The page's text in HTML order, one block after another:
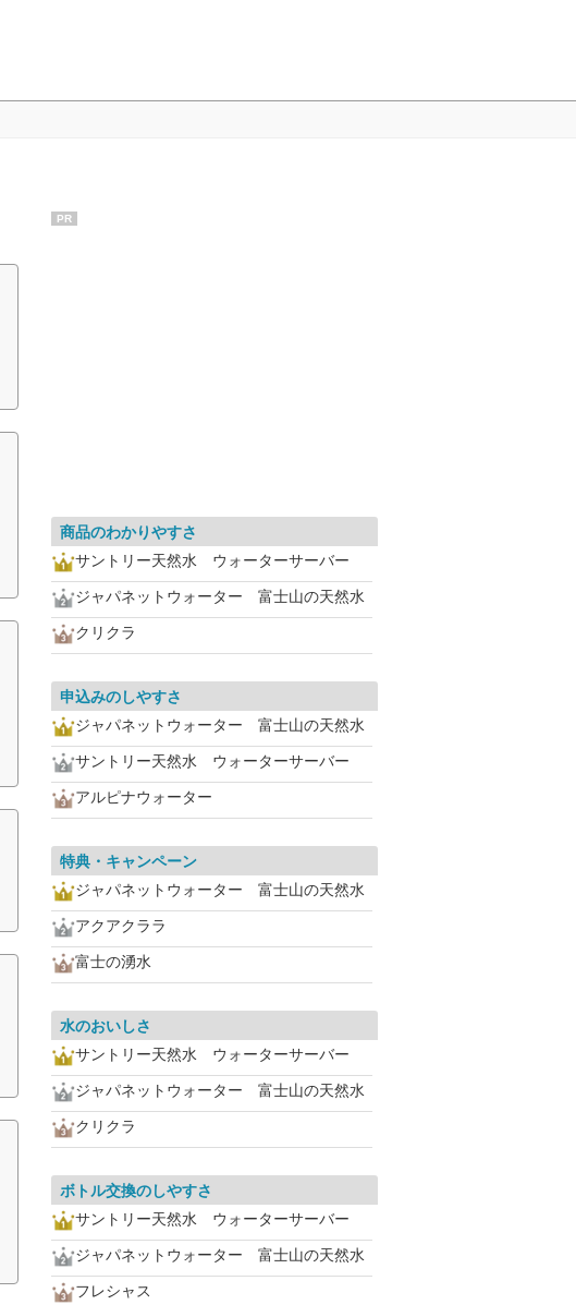
PR
商品のわかりやすさ
サントリー天然水 ウォーターサーバー
ジャパネットウォーター 富士山の天然水
クリクラ
申込みのしやすさ
ジャパネットウォーター 富士山の天然水
サントリー天然水 ウォーターサーバー
アルピナウォーター
特典・キャンペーン
ジャパネットウォーター 富士山の天然水
アクアクララ
富士の湧水
水のおいしさ
サントリー天然水 ウォーターサーバー
ジャパネットウォーター 富士山の天然水
クリクラ
ボトル交換のしやすさ
サントリー天然水 ウォーターサーバー
ジャパネットウォーター 富士山の天然水
フレシャス